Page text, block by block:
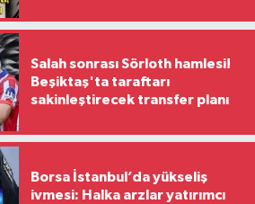
Salah sonrası Sörloth hamlesi!
Beşiktaş'ta taraftarı
sakinleştirecek transfer planı
Borsa İstanbul’da yükseliş
ivmesi: Halka arzlar yatırımcı